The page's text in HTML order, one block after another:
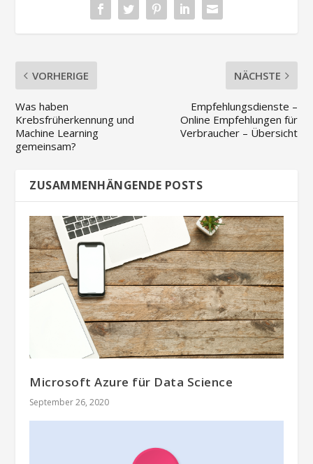
VORHERIGE
Was haben
Krebsfrüherkennung und
Machine Learning
gemeinsam?
NÄCHSTE
Empfehlungsdienste –
Online Empfehlungen für
Verbraucher – Übersicht
ZUSAMMENHÄNGENDE POSTS
Microsoft Azure für Data Science
September 26, 2020